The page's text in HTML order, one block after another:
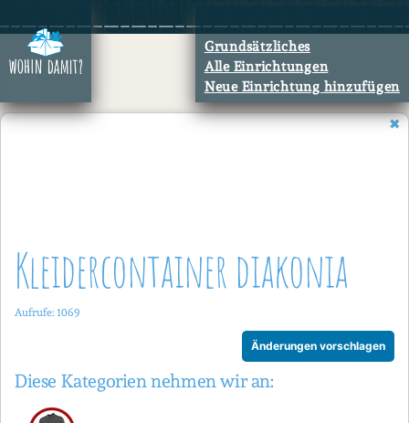
Inhalt
springen
Grundsätzliches
Alle Einrichtungen
Neue Einrichtung hinzufügen
Kleidercontainer diakonia
Aufrufe: 1069
Änderungen vorschlagen
Diese Kategorien nehmen wir an: